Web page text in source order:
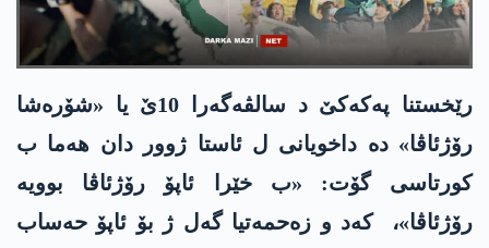
رێخستنا په‌كه‌كێ د سالڤه‌گه‌را 10ێ یا «شۆره‌شا
رۆژئاڤا» ده‌ داخویانی ل ئاستا ژوور دان هه‌ما ب
كورتاسی گۆت: «ب خێرا ئاپۆ رۆژئاڤا بوویه‌
رۆژئاڤا»، كه‌د و زه‌حمه‌تیا گه‌ل ژ بۆ ئاپۆ حه‌ساب